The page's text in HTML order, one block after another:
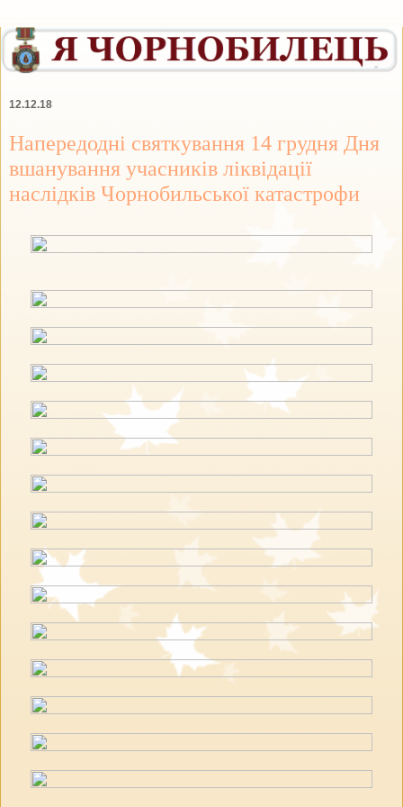
12.12.18
Напередодні святкування 14 грудня Дня
вшанування учасників ліквідації
наслідків Чорнобильської катастрофи